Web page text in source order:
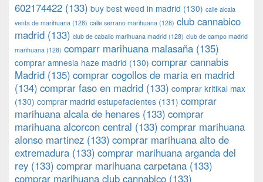
602174422 (133) buy best weed in madrid (130) calle alcala
venta de marihuana (128) calle serrano marihuana (128) club cannabico
madrid (133) club de caballo marihuana madrid (128) club de campo madrid
marihuana (128) comparr marihuana malasaña (135)
comprar amnesia haze madrid (130) comprar cannabis
Madrid (135) comprar cogollos de maria en madrid
(134) comprar faso en madrid (133) comprar kritikal max
(130) comprar madrid estupefacientes (131) comprar
marihuana alcala de henares (133) comprar
marihuana alcorcon central (133) comprar marihuana
alonso martinez (133) comprar marihuana alto de
extremadura (133) comprar marihuana arganda del
rey (133) comprar marihuana carpetana (133)
comprar marihuana club cannabico (133)